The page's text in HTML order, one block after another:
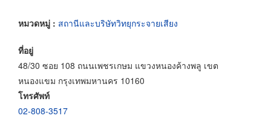
หมวดหมู่ : สถานีและบริษัทวิทยุกระจายเสียง
ที่อยู่
48/30 ซอย 108 ถนนเพชรเกษม แขวงหนองค้างพลู เขต
หนองแขม กรุงเทพมหานคร 10160
โทรศัพท์
02-808-3517